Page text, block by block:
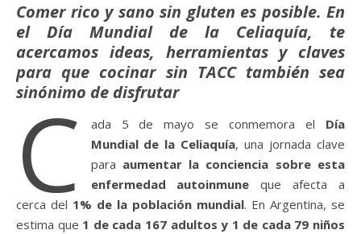
Comer rico y sano sin gluten es posible. En
el Día Mundial de la Celiaquía, te
acercamos ideas, herramientas y claves
para que cocinar sin TACC también sea
sinónimo de disfrutar
C ada 5 de mayo se conmemora el Día
Mundial de la Celiaquía, una jornada clave
para aumentar la conciencia sobre esta
enfermedad autoinmune que afecta a
cerca del 1% de la población mundial. En Argentina, se
estima que 1 de cada 167 adultos y 1 de cada 79 niños